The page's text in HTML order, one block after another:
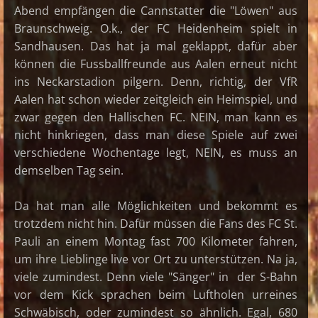
Abend empfängen die Cannstatter die "Löwen" aus
Braunschweig. O.k., der FC Heidenheim spielt in
Sandhausen. Das hat ja mal geklappt, dafür aber
können die Fussballfreunde aus Aalen erneut nicht
ins Neckarstadion pilgern. Denn, richtig, der VfR
Aalen hat schon wieder zeitgleich ein Heimspiel, und
zwar gegen den Hallischen FC. NEIN, man kann es
nicht hinkriegen, dass man diese Spiele auf zwei
verschiedene Wochentage legt, NEIN, es muss an
demselben Tag sein.
Da hat man alle Möglichkeiten und bekommt es
trotzdem nicht hin. Dafür müssen die Fans des FC St.
Pauli an einem Montag fast 700 Kilometer fahren,
um ihre Lieblinge live vor Ort zu unterstützen. Na ja,
viele zumindest. Denn viele "Sänger" in der S-Bahn
vor dem Kick sprachen beim Luftholen urreines
Schwäbisch, oder zumindest so ähnlich. Egal, 680